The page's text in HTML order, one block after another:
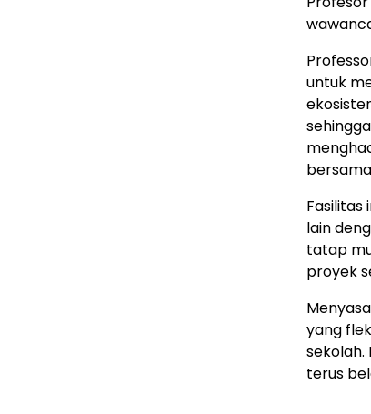
untuk
Fasilitas
lain
tatap
proyek
yang
sekolah.
terus